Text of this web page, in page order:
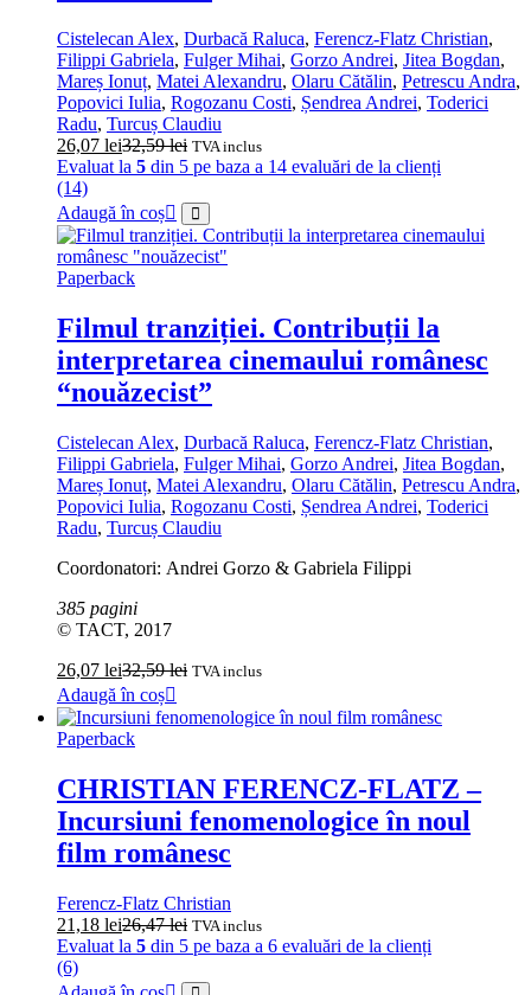
Cistelecan Alex, Durbacă Raluca, Ferencz-Flatz Christian,
Filippi Gabriela, Fulger Mihai, Gorzo Andrei, Jitea Bogdan,
Mareș Ionuț, Matei Alexandru, Olaru Cătălin, Petrescu Andra,
Popovici Iulia, Rogozanu Costi, Șendrea Andrei, Toderici
Radu, Turcuș Claudiu
26,07 lei32,59lei TVA inclus
Evaluat la 5 din 5 pe baza a 14 evaluări de la clienți
(14)
Adaugă în coș
Paperback
Filmul tranziției. Contribuții la
interpretarea cinemaului românesc
“nouăzecist”
Cistelecan Alex, Durbacă Raluca, Ferencz-Flatz Christian,
Filippi Gabriela, Fulger Mihai, Gorzo Andrei, Jitea Bogdan,
Mareș Ionuț, Matei Alexandru, Olaru Cătălin, Petrescu Andra,
Popovici Iulia, Rogozanu Costi, Șendrea Andrei, Toderici
Radu, Turcuș Claudiu
Coordonatori: Andrei Gorzo & Gabriela Filippi
385 pagini
© TACT, 2017
26,07 lei32,59lei TVA inclus
Adaugă în coș
Paperback
CHRISTIAN FERENCZ-FLATZ –
Incursiuni fenomenologice în noul
film românesc
Ferencz-Flatz Christian
21,18 lei26,47lei TVA inclus
Evaluat la 5 din 5 pe baza a 6 evaluări de la clienți
(6)